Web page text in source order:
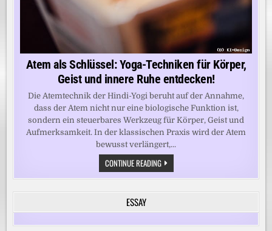
Atem als Schlüssel: Yoga-Techniken für Körper,
Geist und innere Ruhe entdecken!
Die Atemtechnik der Hindi-Yogi beruht auf der Annahme,
dass der Atem nicht nur eine biologische Funktion ist,
sondern ein steuerbares Werkzeug für Körper, Geist und
Aufmerksamkeit. In der klassischen Praxis wird der Atem
bewusst verlängert,...
CONTINUE READINGATEM
ALS
SCHLÜSSEL:
TECHNIKEN
KÖRPER,
UND
ESSAY